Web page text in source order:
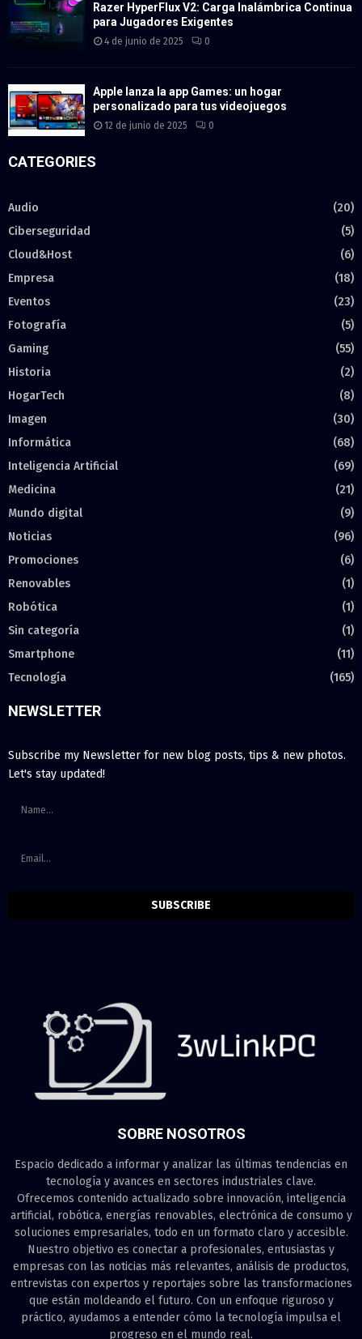
Razer HyperFlux V2: Carga Inalámbrica Continua
para Jugadores Exigentes
4 de junio de 2025 0
Apple lanza la app Games: un hogar
personalizado para tus videojuegos
12 de junio de 2025 0
CATEGORIES
Audio
(20)
Ciberseguridad
(5)
Cloud&Host
(6)
Empresa
(18)
Eventos
(23)
Fotografía
(5)
Gaming
(55)
Historia
(2)
HogarTech
(8)
Imagen
(30)
Informática
(68)
Inteligencia Artificial
(69)
Medicina
(21)
Mundo digital
(9)
Noticias
(96)
Promociones
(6)
Renovables
(1)
Robótica
(1)
Sin categoría
(1)
Smartphone
(11)
Tecnología
(165)
NEWSLETTER
Subscribe my Newsletter for new blog posts, tips & new photos.
Let's stay updated!
SOBRE NOSOTROS
Espacio dedicado a informar y analizar las últimas tendencias en
tecnología y avances en sectores industriales clave.
Ofrecemos contenido actualizado sobre innovación, inteligencia
artificial, robótica, energías renovables, electrónica de consumo y
soluciones empresariales, todo en un formato claro y accesible.
Nuestro objetivo es conectar a profesionales, entusiastas y
empresas con las noticias más relevantes, análisis de productos,
entrevistas con expertos y reportajes sobre las transformaciones
que están moldeando el futuro. Con un enfoque riguroso y
práctico, ayudamos a entender cómo la tecnología impulsa el
progreso en el mundo real.